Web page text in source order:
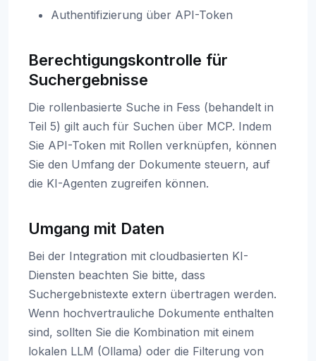
Authentifizierung über API-Token
Berechtigungskontrolle für
Suchergebnisse
Die rollenbasierte Suche in Fess (behandelt in
Teil 5) gilt auch für Suchen über MCP. Indem
Sie API-Token mit Rollen verknüpfen, können
Sie den Umfang der Dokumente steuern, auf
die KI-Agenten zugreifen können.
Umgang mit Daten
Bei der Integration mit cloudbasierten KI-
Diensten beachten Sie bitte, dass
Suchergebnistexte extern übertragen werden.
Wenn hochvertrauliche Dokumente enthalten
sind, sollten Sie die Kombination mit einem
lokalen LLM (Ollama) oder die Filterung von